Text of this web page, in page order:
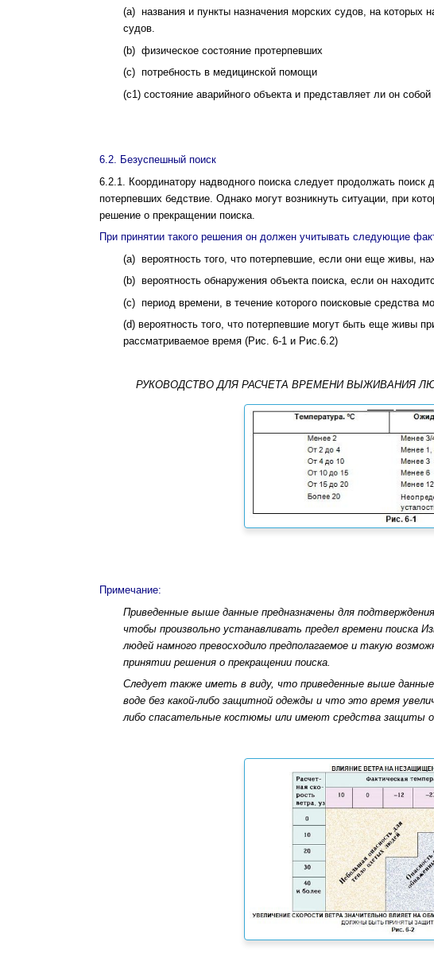
(a) названия и пункты назначения морских судов, на которых
судов.
(b) физическое состояние протерпевших
(c) потребность в медицинской помощи
(с1) состояние аварийного объекта и представляет ли он
6.2. Безуспешный поиск
6.2.1. Координатору надводного поиска следует продолжать поиск
потерпевших бедствие. Однако могут возникнуть ситуации, при
решение о прекращении поиска.
При принятии такого решения он должен учитывать следующие
(a) вероятность того, что потерпевшие, если они еще живы,
(b) вероятность обнаружения объекта поиска, если он
(c) период времени, в течение которого поисковые средства
(d) вероятность того, что потерпевшие могут быть еще живы
рассматриваемое время (Рис. 6-1 и Рис.6.2)
РУКОВОДСТВО ДЛЯ РАСЧЕТА ВРЕМЕНИ ВЫЖИВАНИЯ
Примечание:
Приведенные выше данные предназначены для
чтобы произвольно устанавливать предел времени поиска
людей намного превосходило предполагаемое и такую
принятии решения о прекращении поиска.
Следует также иметь в виду, что приведенные выше
воде без какой-либо защитной одежды и что это время
либо спасательные костюмы или имеют средства защиты